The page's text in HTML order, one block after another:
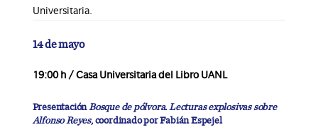
Universitaria.
14 de mayo
19:00 h / Casa Universitaria del Libro UANL
PresentaciónBosque de pólvora. Lecturas explosivas sobre
Alfonso Reyes, coordinado por Fabián Espejel